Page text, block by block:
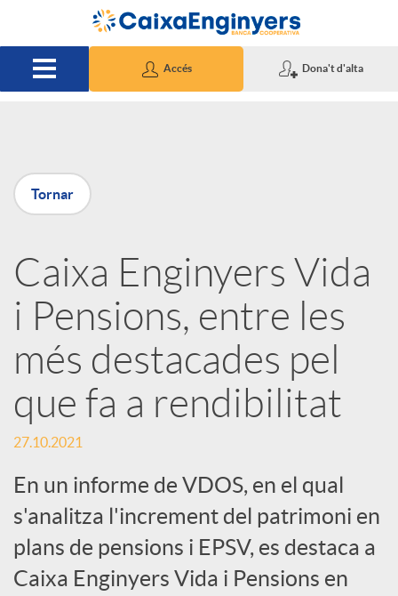
Salta al contingut principal
Accés Dona't d'alta
P
u
b
l
i
c
a
d
Tornar
Caixa Enginyers Vida
i Pensions, entre les
més destacades pel
que fa a rendibilitat
27.10.2021
En un informe de VDOS, en el qual
s'analitza l'increment del patrimoni en
plans de pensions i EPSV, es destaca a
Caixa Enginyers Vida i Pensions en